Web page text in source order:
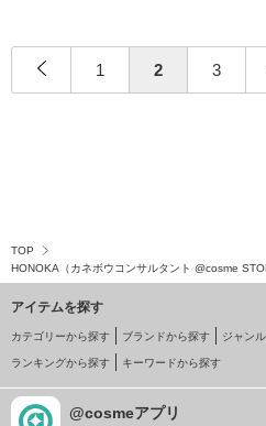
1 2 3
TOP
HONOKA（カネボウコンサルタント @cosme
アイテムを探す
カテゴリーから探す ブランドから探す ジャン
ランキングから探す キーワードから探す
@cosmeアプリ